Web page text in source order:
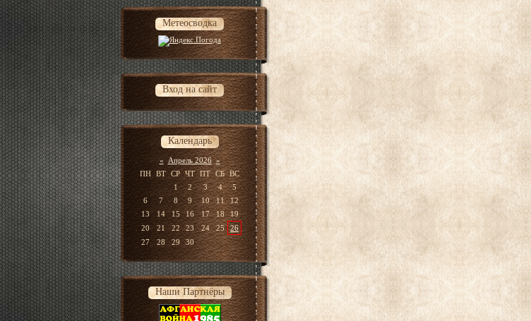
Метеосводка
Вход на сайт
Календарь
« Апрель 2026 »
ПН ВТ СР ЧТ ПТ СБ ВС
1
2 3 4
5
6
7 8 9 10 11
12
13
14 15 16 17 18
19
20
21 22 23 24 25
26
27
28 29 30
Наши Партнёры